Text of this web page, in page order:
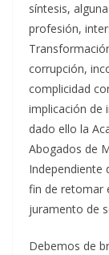
síntesis,
profesión,
corrupción,
complicidad
implicación de
dado ello la
Abogados de
Independiente
fin de retomar
juramento de
Debemos de